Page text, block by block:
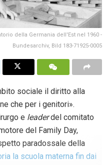
della Germania dell'Est nel 1960 -
Bundesarchiv, Bild 183-71925-0005
sociale il diritto alla
che per i genitori».
e leaderdel comitato
del Family Day,
paradossale della
la scuola materna fin dai